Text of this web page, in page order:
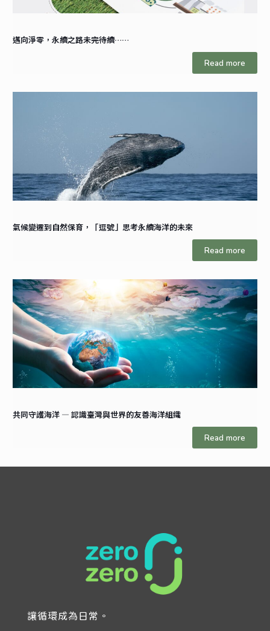
邁向淨零，永續之路未完待續……
Read more
氣候變遷到自然保育，「逗號」思考永續海洋的未來
Read more
共同守護海洋 — 認識臺灣與世界的友善海洋組織
Read more
讓循環成為日常。